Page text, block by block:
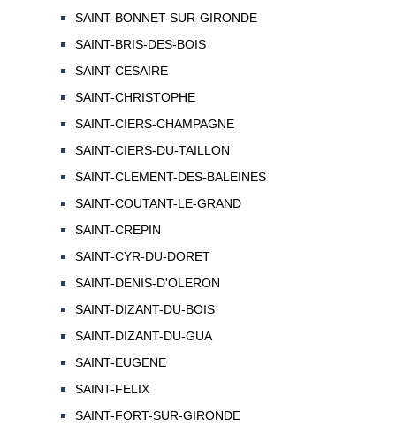
SAINT-BONNET-SUR-GIRONDE
SAINT-BRIS-DES-BOIS
SAINT-CESAIRE
SAINT-CHRISTOPHE
SAINT-CIERS-CHAMPAGNE
SAINT-CIERS-DU-TAILLON
SAINT-CLEMENT-DES-BALEINES
SAINT-COUTANT-LE-GRAND
SAINT-CREPIN
SAINT-CYR-DU-DORET
SAINT-DENIS-D'OLERON
SAINT-DIZANT-DU-BOIS
SAINT-DIZANT-DU-GUA
SAINT-EUGENE
SAINT-FELIX
SAINT-FORT-SUR-GIRONDE